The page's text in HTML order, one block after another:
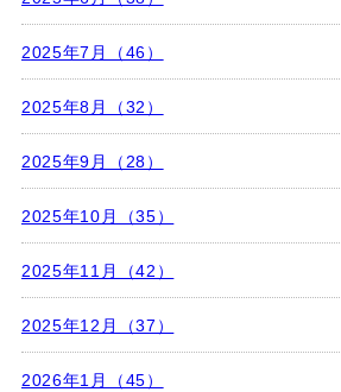
2025年7月（46）
2025年8月（32）
2025年9月（28）
2025年10月（35）
2025年11月（42）
2025年12月（37）
2026年1月（45）